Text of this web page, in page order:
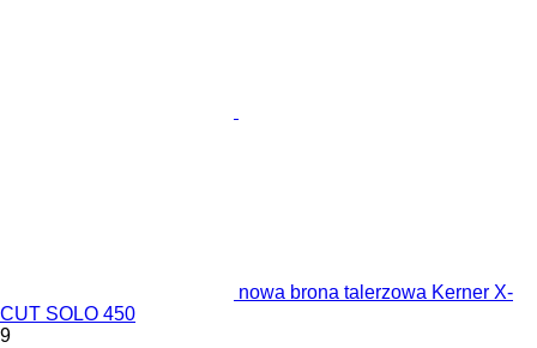
nowa brona talerzowa Kerner X-
CUT SOLO 450
9